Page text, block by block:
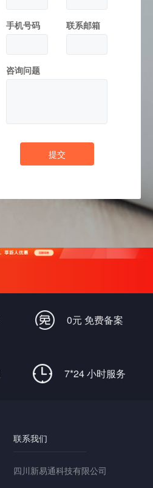
手机号码 联系邮箱
咨询问题
提交
0元 免费备案
7*24 小时服务
联系我们
四川新易通科技有限公司